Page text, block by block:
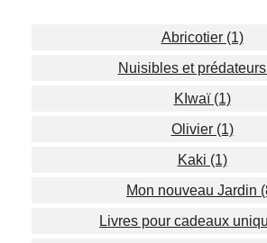
Abricotier (1)
Nuisibles et
KIwaï (1)
Olivier (1)
Kaki (1)
Mon nouveau Jardin
Livres pour cadeaux